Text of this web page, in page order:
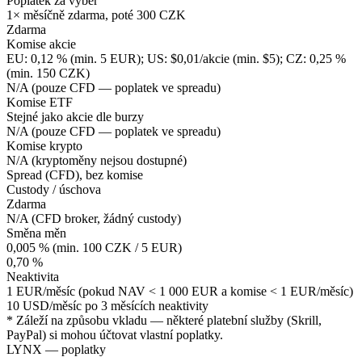
1× měsíčně zdarma, poté 300 CZK
Zdarma
Komise akcie
EU: 0,12 % (min. 5 EUR); US: $0,01/akcie (min. $5); CZ: 0,25 %
(min. 150 CZK)
N/A (pouze CFD — poplatek ve spreadu)
Komise ETF
Stejné jako akcie dle burzy
N/A (pouze CFD — poplatek ve spreadu)
Komise krypto
N/A (kryptoměny nejsou dostupné)
Spread (CFD), bez komise
Custody / úschova
Zdarma
N/A (CFD broker, žádný custody)
Směna měn
0,005 % (min. 100 CZK / 5 EUR)
0,70 %
Neaktivita
1 EUR/měsíc (pokud NAV < 1 000 EUR a komise < 1 EUR/měsíc)
10 USD/měsíc po 3 měsících neaktivity
* Záleží na způsobu vkladu — některé platební služby (Skrill,
PayPal) si mohou účtovat vlastní poplatky.
LYNX — poplatky